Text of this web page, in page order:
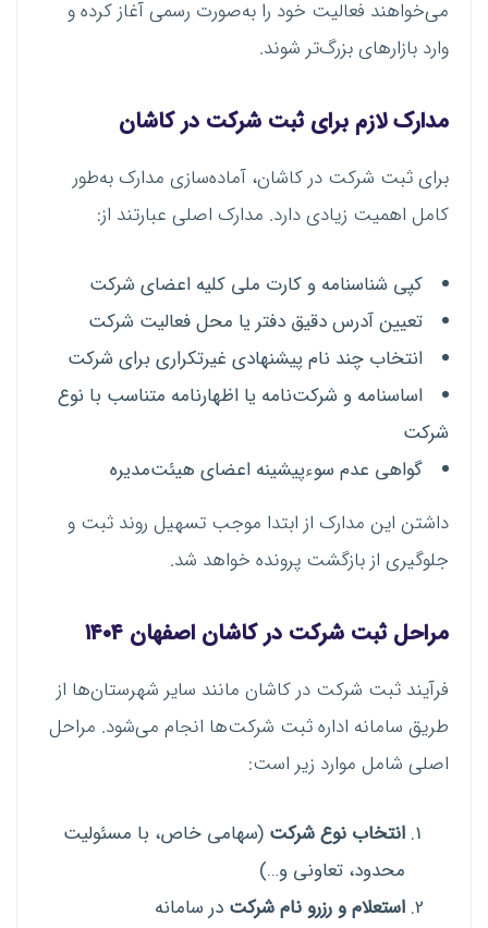
می‌خواهند فعالیت خود را به‌صورت رسمی آغاز کرده و
وارد بازارهای بزرگ‌تر شوند.
مدارک لازم برای ثبت شرکت در کاشان
برای ثبت شرکت در کاشان، آماده‌سازی مدارک به‌طور
کامل اهمیت زیادی دارد. مدارک اصلی عبارتند از:
کپی شناسنامه و کارت ملی کلیه اعضای شرکت
تعیین آدرس دقیق دفتر یا محل فعالیت شرکت
انتخاب چند نام پیشنهادی غیرتکراری برای شرکت
اساسنامه و شرکت‌نامه یا اظهارنامه متناسب با نوع
شرکت
گواهی عدم سوءپیشینه اعضای هیئت‌مدیره
داشتن این مدارک از ابتدا موجب تسهیل روند ثبت و
جلوگیری از بازگشت پرونده خواهد شد.
مراحل ثبت شرکت در کاشان اصفهان ۱۴۰۴
فرآیند ثبت شرکت در کاشان مانند سایر شهرستان‌ها از
طریق سامانه اداره ثبت شرکت‌ها انجام می‌شود. مراحل
اصلی شامل موارد زیر است:
انتخاب نوع شرکت (سهامی خاص، با مسئولیت
محدود، تعاونی و…)
استعلام و رزرو نام شرکت در سامانه